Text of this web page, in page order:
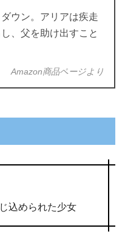
ウン。アリアは疾走
、父を助け出すこと
Amazon商品ページより
込められた少女